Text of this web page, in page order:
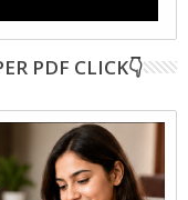
PDF CLICK👇